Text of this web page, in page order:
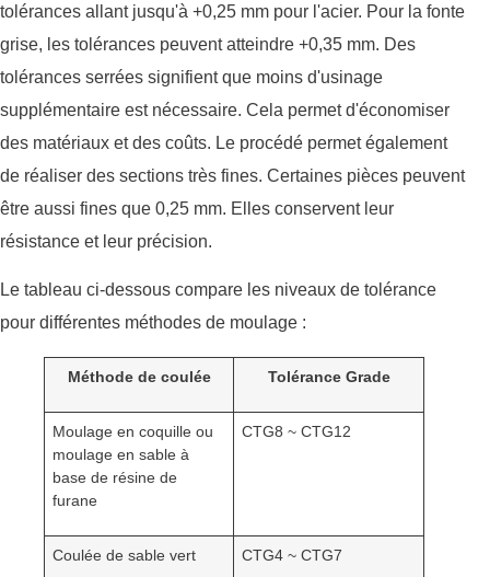
tolérances allant jusqu'à +0,25 mm pour l'acier. Pour la fonte
grise, les tolérances peuvent atteindre +0,35 mm. Des
tolérances serrées signifient que moins d'usinage
supplémentaire est nécessaire. Cela permet d'économiser
des matériaux et des coûts. Le procédé permet également
de réaliser des sections très fines. Certaines pièces peuvent
être aussi fines que 0,25 mm. Elles conservent leur
résistance et leur précision.
Le tableau ci-dessous compare les niveaux de tolérance
pour différentes méthodes de moulage :
Méthode de coulée Tolérance Grade
Moulage en coquille ou
moulage en sable à
base de résine de
furane
CTG8 ~ CTG12
Coulée de sable vert CTG4 ~ CTG7